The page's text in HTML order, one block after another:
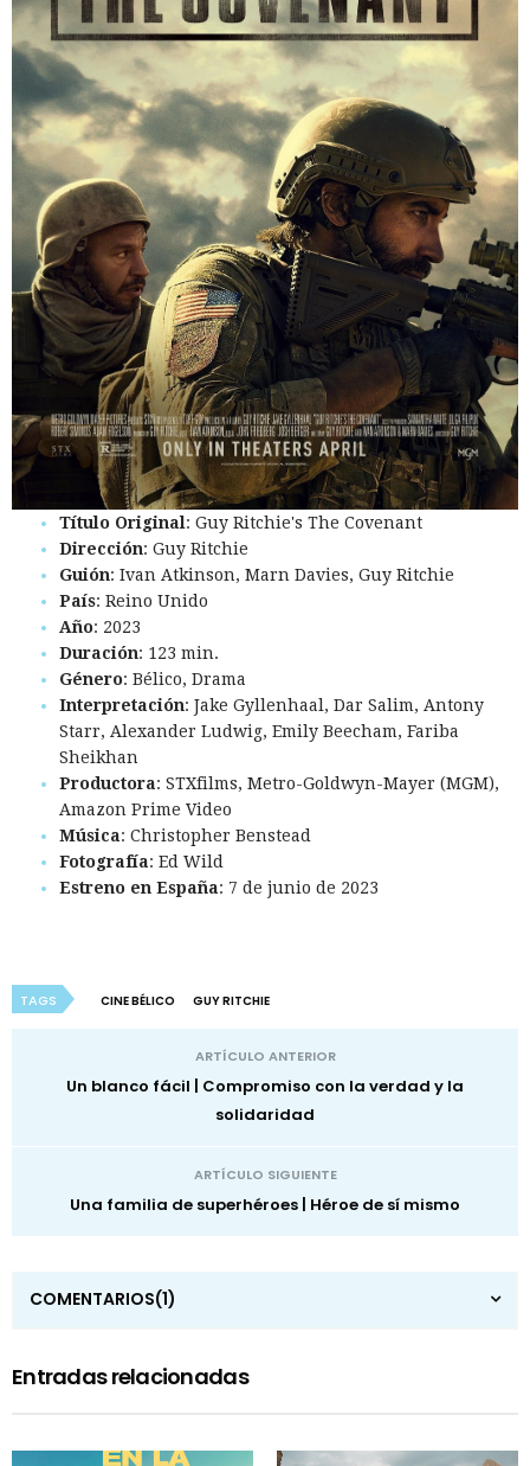
Título Original: Guy Ritchie's The Covenant
Dirección: Guy Ritchie
Guión: Ivan Atkinson, Marn Davies, Guy Ritchie
País: Reino Unido
Año: 2023
Duración: 123 min.
Género: Bélico, Drama
Interpretación: Jake Gyllenhaal, Dar Salim, Antony
Starr, Alexander Ludwig, Emily Beecham, Fariba
Sheikhan
Productora: STXfilms, Metro-Goldwyn-Mayer (MGM),
Amazon Prime Video
Música: Christopher Benstead
Fotografía: Ed Wild
Estreno en España: 7 de junio de 2023
TAGS CINE BÉLICO GUY RITCHIE
ARTÍCULO ANTERIOR
Un blanco fácil | Compromiso con la verdad y la
solidaridad
ARTÍCULO SIGUIENTE
Una familia de superhéroes | Héroe de sí mismo
COMENTARIOS(1)
Entradas relacionadas